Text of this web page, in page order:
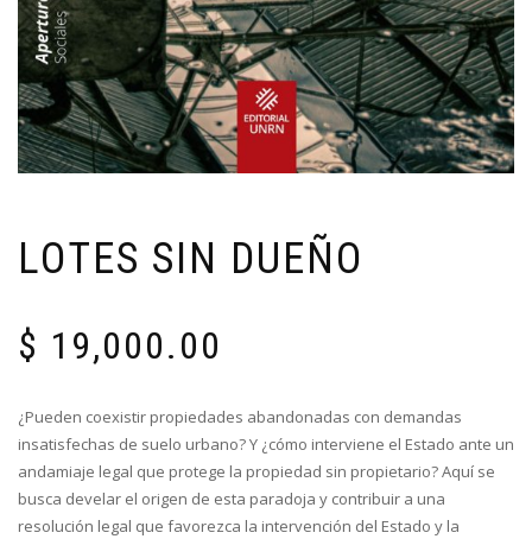
LOTES SIN DUEÑO
$ 19,000.00
¿Pueden coexistir propiedades abandonadas con demandas
insatisfechas de suelo urbano? Y ¿cómo interviene el Estado ante un
andamiaje legal que protege la propiedad sin propietario? Aquí se
busca develar el origen de esta paradoja y contribuir a una
resolución legal que favorezca la intervención del Estado y la